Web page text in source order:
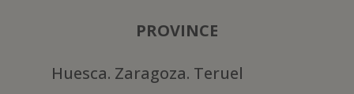
PROVINCE
Huesca. Zaragoza. Teruel